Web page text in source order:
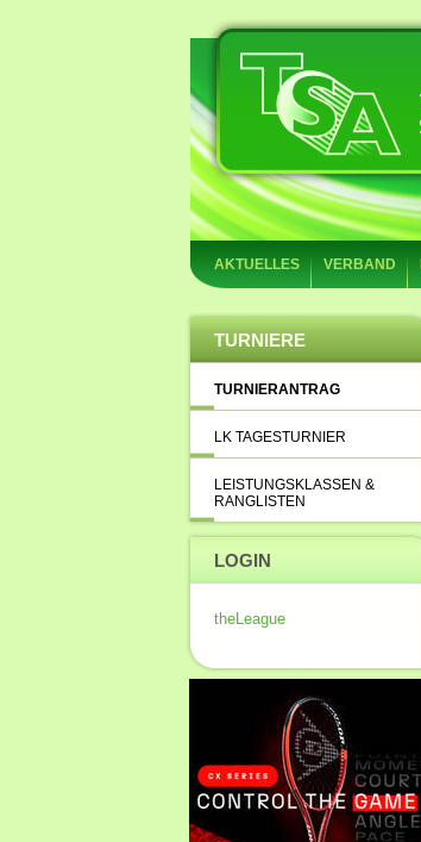
AKTUELLES VERBAND
TURNIERE
TURNIERANTRAG
LK TAGESTURNIER
LEISTUNGSKLASSEN &
RANGLISTEN
LOGIN
theLeague